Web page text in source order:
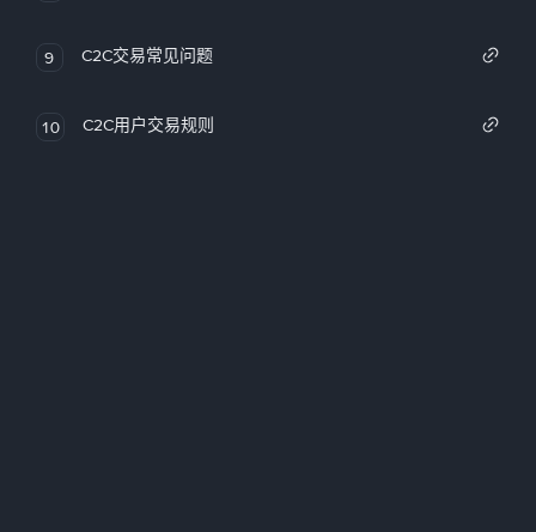
9 C2C交易常见问题
10 C2C用户交易规则